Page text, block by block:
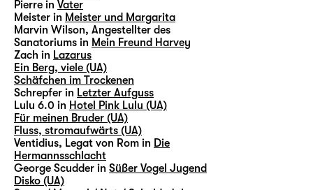
Pierre in Vater
Meister in Meister und Margarita
Marvin Wilson, Angestellter des
Sanatoriums in Mein Freund Harvey
Zach in Lazarus
Ein Berg, viele (UA)
Schäfchen im Trockenen
Schrepfer in Letzter Aufguss
Lulu 6.0 in Hotel Pink Lulu (UA)
Für meinen Bruder (UA)
Fluss, stromaufwärts (UA)
Ventidius, Legat von Rom in Die
Hermannsschlacht
George Scudder in Süßer Vogel Jugend
Disko (UA)